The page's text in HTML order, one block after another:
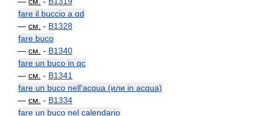
fare il buccio a qd
— см. - B1328
fare buco
— см. - B1340
fare un buco in qc
— см. - B1341
fare un buco nell'acqua (или in acqua)
— см. - B1334
fare un buco nel calendario